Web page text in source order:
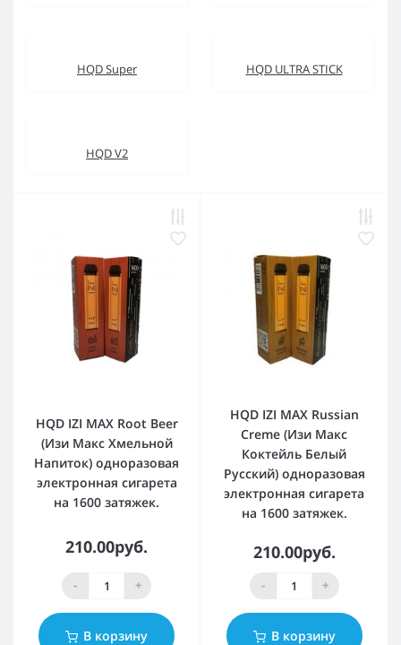
HQD Super HQD ULTRA STICK
HQD V2
HQD IZI MAX Root Beer
(Изи Макс Хмельной
Напиток) одноразовая
электронная сигарета
на 1600 затяжек.
210.00руб.
- +
В корзину
HQD IZI MAX Russian
Creme (Изи Макс
Коктейль Белый
Русский) одноразовая
электронная сигарета
на 1600 затяжек.
210.00руб.
- +
В корзину